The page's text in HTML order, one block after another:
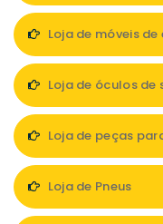
Loja de móveis
Loja de óculos de
Loja de peças
Loja de Pneus